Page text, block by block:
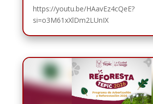
https://youtu.be/HAavEz4cQeE?
si=o3M61xXlDm2LUnIX